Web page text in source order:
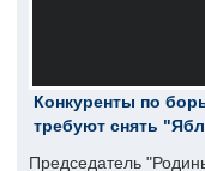
Конкуренты по
требуют снять
Председатель